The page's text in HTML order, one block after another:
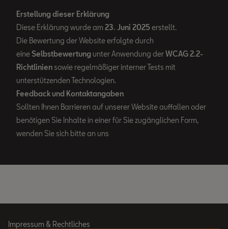
Erstellung dieser Erklärung
Diese Erklärung wurde am 23. Juni 2025erstellt.
Die Bewertung der Website erfolgte durch
eine Selbstbewertung unter Anwendung derWCAG 2.2-
Richtliniensowie regelmäßiger interner Tests mit
unterstützenden Technologien.
Feedback und Kontaktangaben
Sollten Ihnen Barrieren auf unserer Website auffallen oder
benötigen Sie Inhalte in einer für Sie zugänglichen Form,
wenden Sie sich bitte an uns
Impressum & Rechtliches